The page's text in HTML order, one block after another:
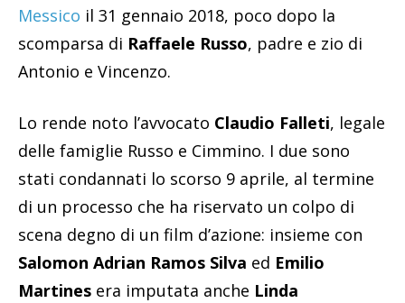
Messico il 31 gennaio 2018, poco dopo la
scomparsa di Raffaele Russo, padre e zio di
Antonio e Vincenzo.
Lo rende noto l’avvocato Claudio Falleti, legale
delle famiglie Russo e Cimmino. I due sono
stati condannati lo scorso 9 aprile, al termine
di un processo che ha riservato un colpo di
scena degno di un film d’azione: insieme con
Salomon Adrian Ramos Silva ed Emilio
Martines era imputata anche Linda